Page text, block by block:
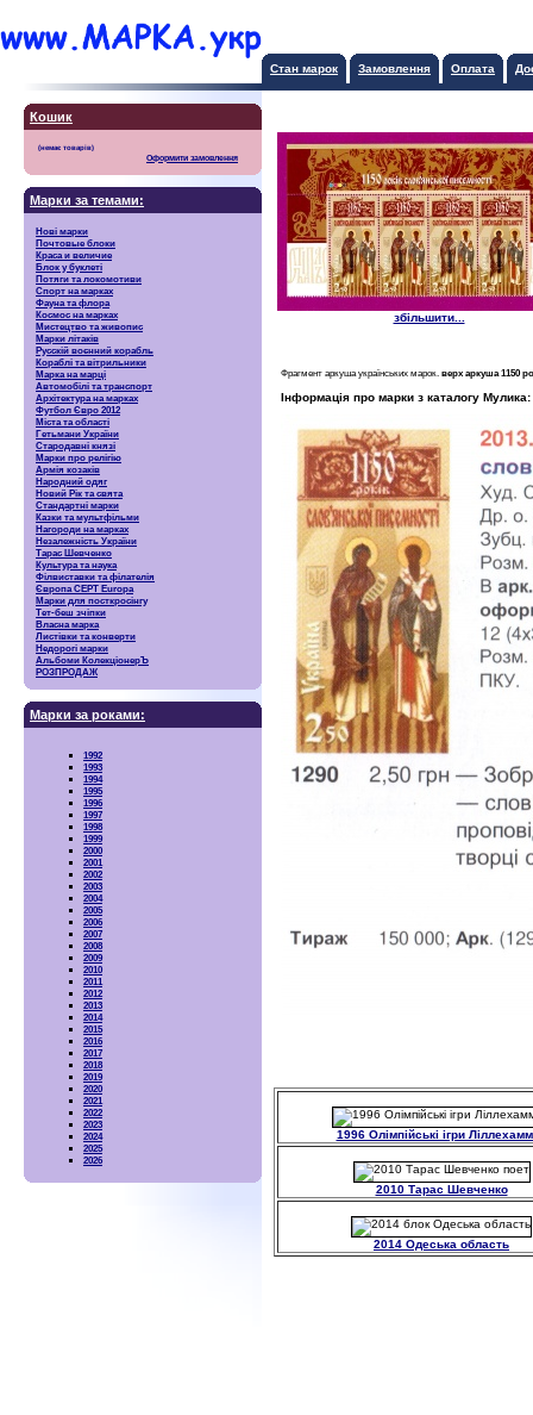
Стан марок Замовлення Оплата
Кошик
Оформити замовлення
Марки за темами:
Нові марки
Почтовые блоки
Краса и величие
Блок у буклеті
Потяги та локомотиви
Спорт на марках
Фауна та флора
Космос на марках
Мистецтво та живопис
Марки літаків
Русскiй воєнний корабль
Кораблі та вітрильники
Марка на марці
Автомобілі та транспорт
Архітектура на марках
Футбол Євро 2012
Міста та області
Гетьмани України
Стародавні князі
Марки про релігію
Армія козаків
Народний одяг
Новий Рік та свята
Стандартні марки
Казки та мультфільми
Нагороди на марках
Незалежність України
Тарас Шевченко
Культура та наука
Філвиставки та філателія
Європа CEPT Europa
Марки для посткросінгу
Тет-беш зчіпки
Власна марка
Листівки та конверти
Недорогі марки
Альбоми КолекціонерЪ
РОЗПРОДАЖ
Марки за роками:
1992
1993
1994
1995
1996
1997
1998
1999
2000
2001
2002
2003
2004
2005
2006
2007
2008
2009
2010
2011
2012
2013
2014
2015
2016
2017
2018
2019
2020
2021
2022
2023
2024
2025
2026
збільшити...
Фрагмент аркуша українських марок. верх аркуша 1150
Інформація про марки з каталогу Мулика:
1996 Олімпійські ігри
2010 Тарас Шевченко
2014 Одеська область